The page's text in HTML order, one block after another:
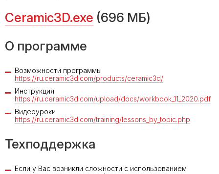
Ceramic3D.exe (696 МБ)
О программе
Возможности программы
https://ru.ceramic3d.com/products/ceramic3d/
Инструкция
https://ru.ceramic3d.com/upload/docs/workbook_11_2020.pdf
Видеоуроки
https://ru.ceramic3d.com/training/lessons_by_topic.php
Техподдержка
Если у Вас возникли сложности с использованием